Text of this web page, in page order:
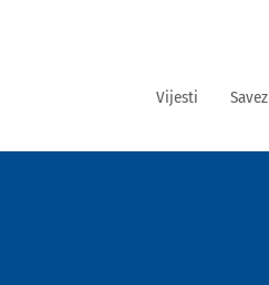
Vijesti Savez